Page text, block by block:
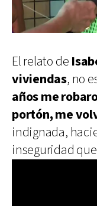
El relato de
viviendas, no
años me
portón, me
indignada,
inseguridad